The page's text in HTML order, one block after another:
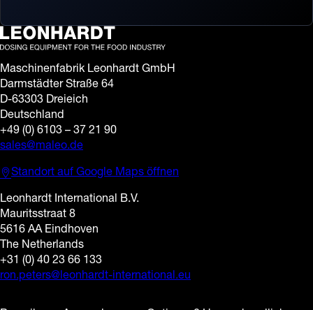
Maschinenfabrik Leonhardt GmbH
Darmstädter Straße 64
D-63303 Dreieich
Deutschland
+49 (0) 6103 – 37 21 90
sales@maleo.de
Standort auf Google Maps öffnen
Leonhardt International B.V.
Mauritsstraat 8
5616 AA Eindhoven
The Netherlands
+31 (0) 40 23 66 133
ron.peters@leonhardt-international.eu